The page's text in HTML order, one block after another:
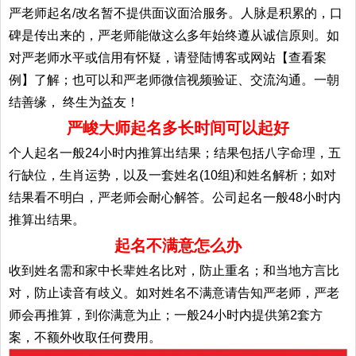
严老师起名/改名暂不提供面议面洽服务。人脉是积累的，口
碑是传出来的，严老师能做这么多年始终遵从诚信原则。如
对严老师水平或信用有怀疑，请登陆博客或网站【查看案
例】了解；也可以和严老师微信视频验证、交流沟通。一朝
结善缘， 终生为益友！
严峻大师起名多长时间可以起好
个人起名一般24小时内推算出结果；结果包括八字命理，五
行缺位，生肖运势，以及一套姓名(10组)和姓名解析；如对
结果看不明白，严老师会耐心解答。公司起名一般48小时内
推算出结果。
起名不满意怎么办
收到姓名需和家中长辈姓名比对，防止重名；和当地方言比
对，防止读音有歧义。如对姓名不满意请告知严老师，严老
师会再推算，到你满意为止；一般24小时内提供第2套方
案，不额外收取任何费用。